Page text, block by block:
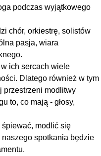
podczas wyjątkowego
chór, orkiestrę, solistów
pasja, wiara
w ich sercach wiele
Dlatego również w tym
przestrzeni modlitwy
to, co mają - głosy,
śpiewać, modlić się
spotkania będzie